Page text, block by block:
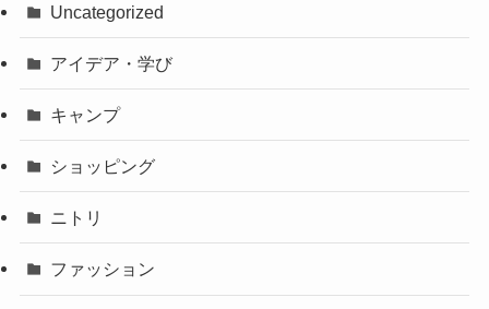
Uncategorized
アイデア・学び
キャンプ
ショッピング
ニトリ
ファッション